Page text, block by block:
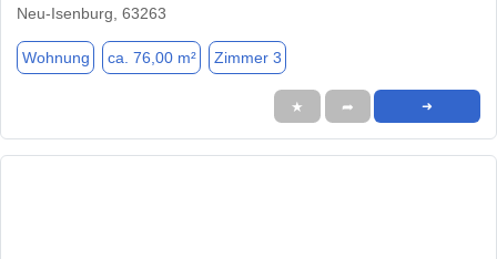
Neu-Isenburg, 63263
Wohnung ca. 76,00 m² Zimmer 3
★ ➦ ➜